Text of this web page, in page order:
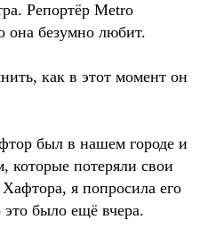
Репортёр Metro
она безумно любит.
как в этот момент он
был в нашем городе и
которые потеряли свои
я попросила его
было ещё вчера.